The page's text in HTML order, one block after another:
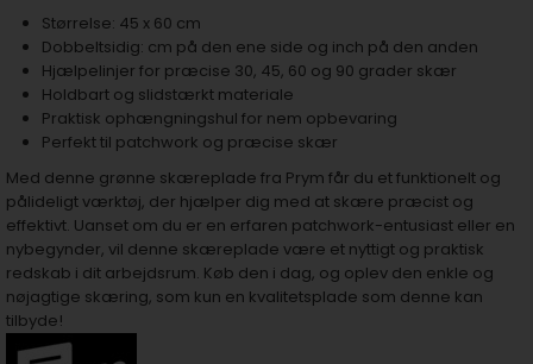
Størrelse: 45 x 60 cm
Dobbeltsidig: cm på den ene side og inch på den anden
Hjælpelinjer for præcise 30, 45, 60 og 90 grader skær
Holdbart og slidstærkt materiale
Praktisk ophængningshul for nem opbevaring
Perfekt til patchwork og præcise skær
Med denne grønne skæreplade fra Prym får du et funktionelt og
pålideligt værktøj, der hjælper dig med at skære præcist og
effektivt. Uanset om du er en erfaren patchwork-entusiast eller en
nybegynder, vil denne skæreplade være et nyttigt og praktisk
redskab i dit arbejdsrum. Køb den i dag, og oplev den enkle og
nøjagtige skæring, som kun en kvalitetsplade som denne kan
tilbyde!